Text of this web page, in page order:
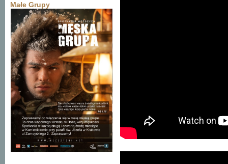
Małe Grupy